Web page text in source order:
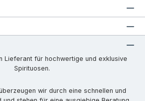
Lieferant für hochwertige und exklusive
Spirituosen.
wir durch eine schnellen und